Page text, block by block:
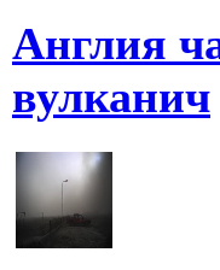
Англия
вулканич